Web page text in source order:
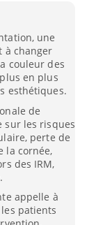
une
à changer
couleur des
en plus
esthétiques.
de
sur les risques
perte de
la cornée,
des IRM,
appelle à
patients